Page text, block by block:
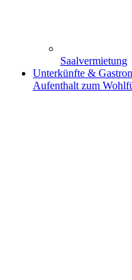
Saalvermietung
Unterkünfte &
Aufenthalt zum